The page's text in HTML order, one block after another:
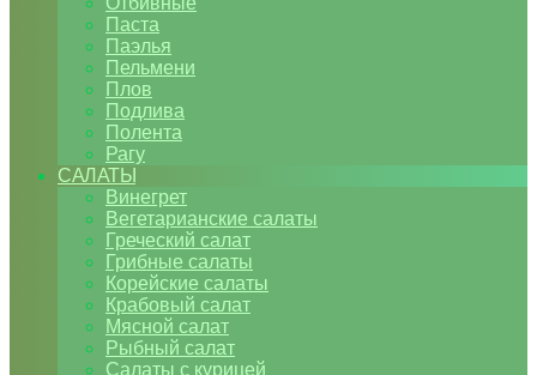
Паста
Паэлья
Пельмени
Плов
Подлива
Полента
Рагу
САЛАТЫ
Винегрет
Вегетарианские салаты
Греческий салат
Грибные салаты
Корейские салаты
Крабовый салат
Мясной салат
Рыбный салат
Салаты с курицей